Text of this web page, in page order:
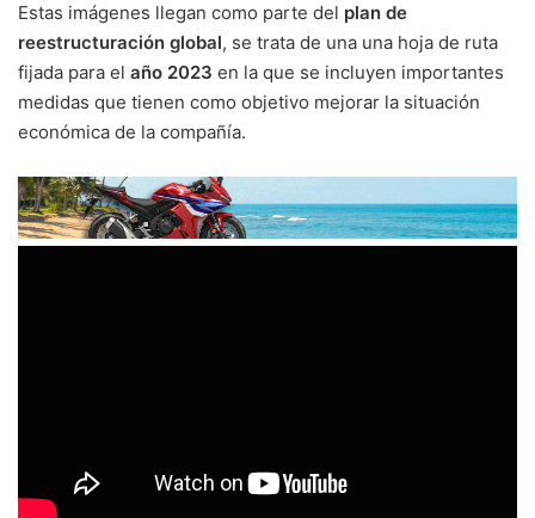
Estas imágenes llegan como parte del plan de
reestructuración global, se trata de una una hoja de ruta
fijada para el año 2023 en la que se incluyen importantes
medidas que tienen como objetivo mejorar la situación
económica de la compañía.